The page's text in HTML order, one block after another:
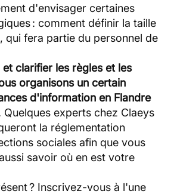
d'envisager certaines
: comment définir la taille
qui fera partie du personnel de
clarifier les règles et les
organisons un certain
d'information en Flandre
Quelques experts chez Claeys
la réglementation
sociales afin que vous
savoir où en est votre
? Inscrivez-vous à l'une